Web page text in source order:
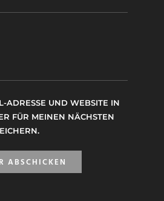
ADRESSE UND WEBSITE IN
FÜR MEINEN NÄCHSTEN